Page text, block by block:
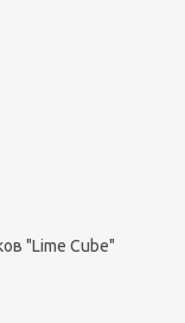
"Lime Cube"